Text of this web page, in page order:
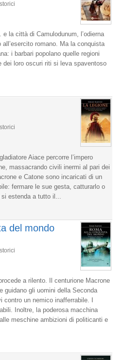
la città di Camulodunum, l’odierna
romano. Ma la conquista
i barbari popolano quelle regioni
dei loro oscuri riti si leva spaventoso
Aiace percorre l’impero
massacrando civili inermi al pari dei
e Catone sono incaricati di un
fermare le sue gesta, catturarlo o
estenda a tutto il...
del mondo
a rilento. Il centurione Macrone
guidano gli uomini della Seconda
contro un nemico inafferrabile. I
Inoltre, la poderosa macchina
meschine ambizioni di politicanti e